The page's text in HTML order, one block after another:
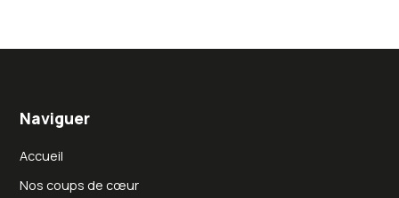
Naviguer
Accueil
Nos coups de cœur